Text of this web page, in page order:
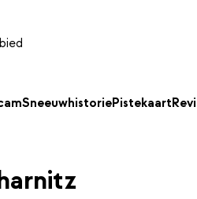
SneeuwhistoriePistekaart